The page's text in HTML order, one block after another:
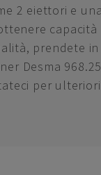
2 eiettori e
capacità
prendete in
Desma
per ulteriori